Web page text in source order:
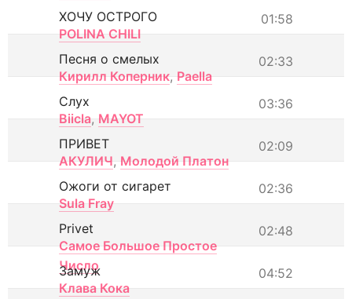
01:58
ХОЧУ ОСТРОГО
POLINA CHILI
02:33
Песня о смелых
Кирилл Коперник, Paella
03:36
Слух
Biicla, MAYOT
02:09
ПРИВЕТ
АКУЛИЧ, Молодой Платон
02:36
Ожоги от сигарет
Sula Fray
02:48
Privet
Самое Большое Простое
Число
04:52
Замуж
Клава Кока